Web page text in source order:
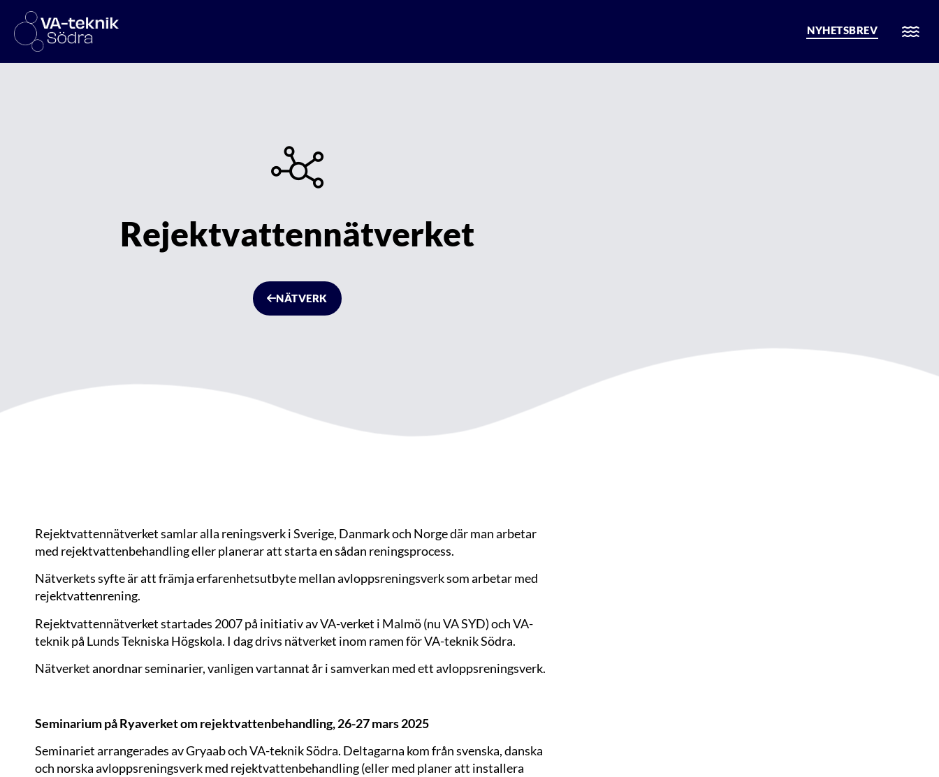
NYHETSBREV
Rejektvattennätverket
NÄTVERK
Rejektvattennätverket samlar alla reningsverk i Sverige, Danmark och Norge där man arbetar
med rejektvattenbehandling eller planerar att starta en sådan reningsprocess.
Nätverkets syfte är att främja erfarenhetsutbyte mellan avloppsreningsverk som arbetar med
rejektvattenrening.
Rejektvattennätverket startades 2007 på initiativ av VA-verket i Malmö (nu VA SYD) och VA-
teknik på Lunds Tekniska Högskola. I dag drivs nätverket inom ramen för VA-teknik Södra.
Nätverket anordnar seminarier, vanligen vartannat år i samverkan med ett avloppsreningsverk.
Seminarium på Ryaverket om rejektvattenbehandling, 26-27 mars 2025
Seminariet arrangerades avGryaaboch VA-teknik Södra. Deltagarna kom från svenska, danska
och norska avloppsreningsverk med rejektvattenbehandling (eller med planer att installera